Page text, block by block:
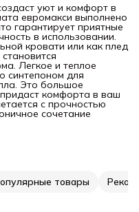
уют и комфорт в
евромакси выполнено
гарантирует приятные
в использовании.
кровати или как плед
Легкое и теплое
синтепоном для
Это большое
комфорта в ваш
с прочностью
сочетание
товары